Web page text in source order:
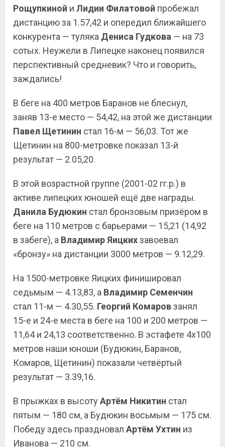
Рощупкиной и Лидии Филатовой пробежал
дистанцию за 1.57,42 и опередил ближайшего
конкурента — туляка Дениса Гудкова — на 73
сотых. Неужели в Липецке наконец появился
перспективный средневик? Что и говорить,
заждались!
В беге на 400 метров Баранов не блеснул,
заняв 13-е место — 54,42, на этой же дистанции
Павел Щетинин стал 16-м — 56,03. Тот же
Щетинин на 800-метровке показал 13-й
результат — 2.05,20.
В этой возрастной группе (2001-02 гг.р.) в
активе липецких юношей ещё две награды.
Данила Будюкин стал бронзовым призёром в
беге на 110 метров с барьерами — 15,21 (14,92
в забеге), а Владимир Яицкихзавоевал
«бронзу» на дистанции 3000 метров — 9.12,29.
На 1500-метровке Яицких финишировал
седьмым — 4.13,83, а Владимир Семенчин
стал 11-м — 4.30,55. Георгий Комаровзанял
15-е и 24-е места в беге на 100 и 200 метров —
11,64 и 24,13 соответственно. В эстафете 4х100
метров наши юноши (Будюкин, Баранов,
Комаров, Щетинин) показали четвёртый
результат — 3.39,16.
В прыжках в высотуАртём Никитин стал
пятым — 180 см, а Будюкин восьмым — 175 см.
Победу здесь праздновал Артём Ухтин из
Иванова — 210 см.